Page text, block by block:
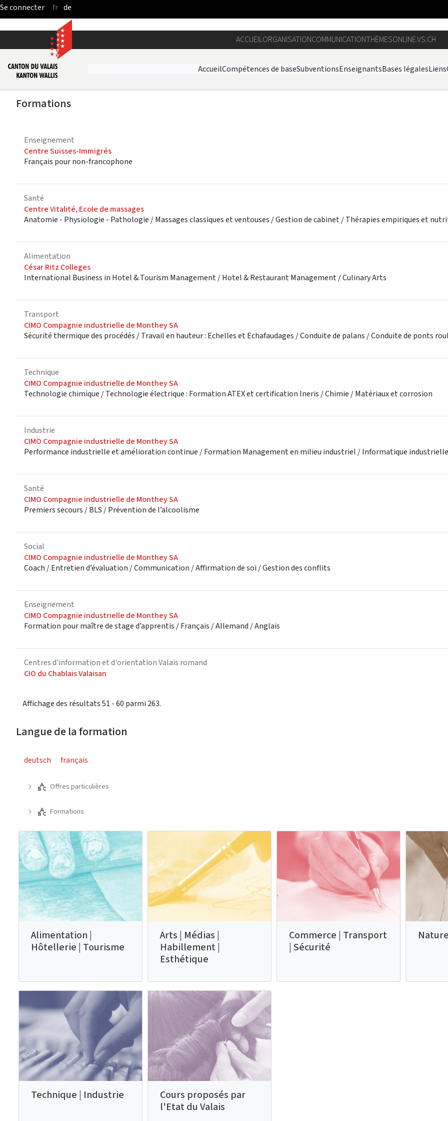
Saut au contenu principal
fr de
ACCUEILORGANISATIONCOMMUNICATIONTHÈMESONLINE.VS.CH
AccueilCompétences de baseSubventionsEnseignantsBases légalesLiens
Formations
Enseignement
Centre Suisses-Immigrés
Français pour non-francophone
Santé
Centre Vitalité, Ecole de massages
Anatomie - Physiologie - Pathologie / Massages classiques et ventouses / Gestion de cabinet / Thérapies empiriques et
Alimentation
César Ritz Colleges
International Business in Hotel & Tourism Management / Hotel & Restaurant Management / Culinary Arts
Transport
CIMO Compagnie industrielle de Monthey SA
Sécurité thermique des procédés / Travail en hauteur : Echelles et Echafaudages / Conduite de palans / Conduite de ponts
Technique
CIMO Compagnie industrielle de Monthey SA
Technologie chimique / Technologie électrique : Formation ATEX et certification Ineris / Chimie / Matériaux et corrosion
Industrie
CIMO Compagnie industrielle de Monthey SA
Performance industrielle et amélioration continue / Formation Management en milieu industriel / Informatique
Santé
CIMO Compagnie industrielle de Monthey SA
Premiers secours / BLS / Prévention de l’alcoolisme
Social
CIMO Compagnie industrielle de Monthey SA
Coach / Entretien d’évaluation / Communication / Affirmation de soi / Gestion des conflits
Enseignement
CIMO Compagnie industrielle de Monthey SA
Formation pour maître de stage d’apprentis / Français / Allemand / Anglais
Centres d'information et d'orientation Valais romand
CIO du Chablais Valaisan
Affichage des résultats 51 - 60 parmi 263.
Langue de la formation
deutsch français
Offres particulières
Formations
Alimentation |
Hôtellerie | Tourisme
Arts | Médias |
Habillement |
Esthétique
Commerce | Transport
| Sécurité
Technique | Industrie
Cours proposés par
l'Etat du Valais